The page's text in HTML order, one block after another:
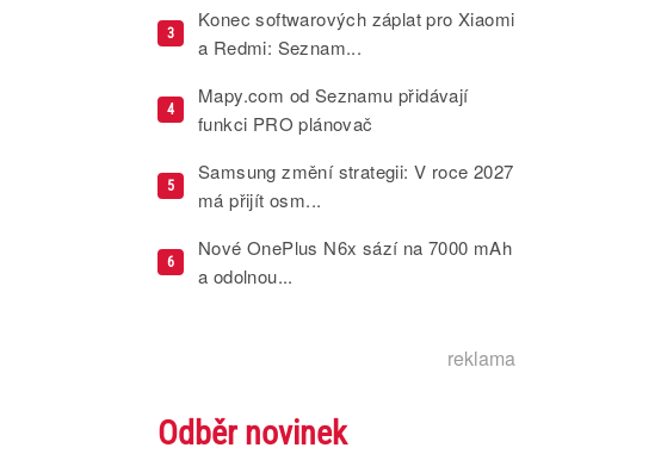
3
Konec softwarových záplat pro Xiaomi
a Redmi: Seznam...
4
Mapy.com od Seznamu přidávají
funkci PRO plánovač
5
Samsung změní strategii: V roce 2027
má přijít osm...
6
Nové OnePlus N6x sází na 7000 mAh
a odolnou...
reklama
Odběr novinek